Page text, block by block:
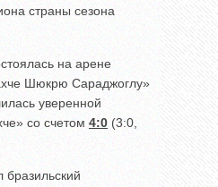
страны сезона
на арене
Шюкрю Сараджоглу»
уверенной
со счетом 4:0 (3:0,
бразильский